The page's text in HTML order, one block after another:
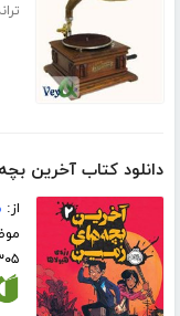
دانلود کتاب آخرین بچه‌های زمین
از:
۳۰۵